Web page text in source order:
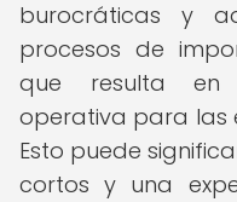
burocráticas y
procesos de
que resulta en
operativa para las
Esto puede
cortos y una